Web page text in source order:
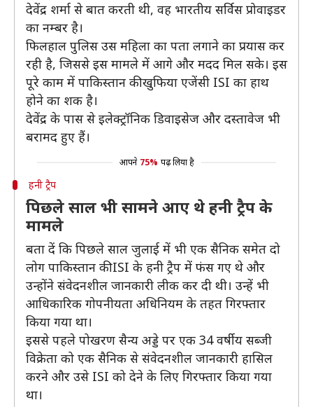
देवेंद्र शर्मा से बात करती थी, वह भारतीय सर्विस प्रोवाइडर
का नम्बर है।
फिलहाल पुलिस उस महिला का पता लगाने का प्रयास कर
रही है, जिससे इस मामले में आगे और मदद मिल सके। इस
पूरे काम में पाकिस्तान की खुफिया एजेंसी ISI का हाथ
होने का शक है।
देवेंद्र के पास से इलेक्ट्रॉनिक डिवाइसेज और दस्तावेज भी
बरामद हुए हैं।
आपने 75% पढ़ लिया है
हनी ट्रैप
पिछले साल भी सामने आए थे हनी ट्रैप के
मामले
बता दें कि पिछले साल जुलाई में भी एक सैनिक समेत दो
लोग पाकिस्तान की ISI के हनी ट्रैप में फंस गए थे और
उन्होंने संवेदनशील जानकारी लीक कर दी थी। उन्हें भी
आधिकारिक गोपनीयता अधिनियम के तहत गिरफ्तार
किया गया था।
इससे पहले पोखरण सैन्य अड्डे पर एक 34 वर्षीय सब्जी
विक्रेता को एक सैनिक से संवेदनशील जानकारी हासिल
करने और उसे ISI को देने के लिए गिरफ्तार किया गया
था।